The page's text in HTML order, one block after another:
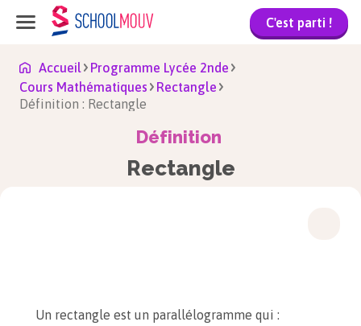
C'est parti !
Accueil
Programme Lycée 2nde
Cours Mathématiques
Rectangle
Définition : Rectangle
Définition
Rectangle
Un rectangle est un parallélogramme qui :